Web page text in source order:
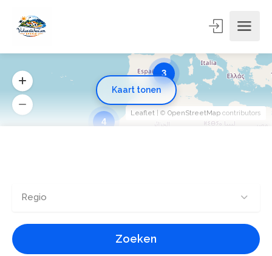
Regio
Zoeken
3
4
Leaflet | © OpenStreetMap contributors
Kaart tonen